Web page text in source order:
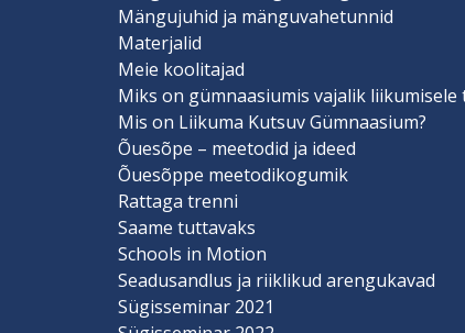
Mängujuhid ja mänguvahetunnid
Materjalid
Meie koolitajad
Miks on gümnaasiumis vajalik
Mis on Liikuma Kutsuv Gümnaasium?
Õuesõpe – meetodid ja ideed
Õuesõppe meetodikogumik
Rattaga trenni
Saame tuttavaks
Schools in Motion
Seadusandlus ja riiklikud arengukavad
Sügisseminar 2021